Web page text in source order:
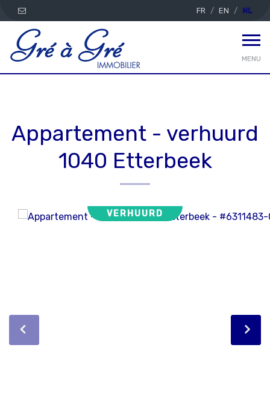
FR EN NL
MENU
Appartement - verhuurd
1040 Etterbeek
VERHUURD